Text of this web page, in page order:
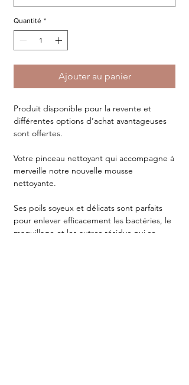
Quantité *
Ajouter au panier
Produit disponible pour la revente et
différentes options d’achat avantageuses
sont offertes.
Votre pinceau nettoyant qui accompagne à
merveille notre nouvelle mousse
nettoyante.
Ses poils soyeux et délicats sont parfaits
pour enlever efficacement les bactéries, le
maquillage et les autres résidus qui se